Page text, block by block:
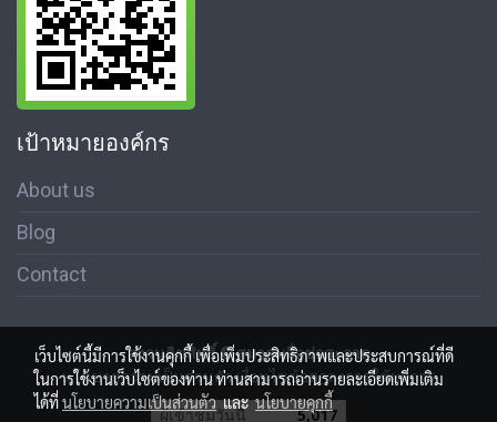
เป้าหมายองค์กร
About us
Blog
Contact
สงวนลิขสิทธิ์ © สมาคมสื่อช่อสะอาด
นโนบายความเป็นส่วนตัว เงื่อนไขข้อตกลงการใช้บริการ
ผู้เข้าชมวันนี้ 5,017
เว็บไซต์นี้มีการใช้งานคุกกี้ เพื่อเพิ่มประสิทธิภาพและประสบการณ์ที่ดี
ในการใช้งานเว็บไซต์ของท่าน ท่านสามารถอ่านรายละเอียดเพิ่มเติม
ได้ที่นโยบายความเป็นส่วนตัวและนโยบายคุกกี้